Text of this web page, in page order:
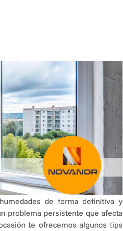
de forma definitiva y
problema persistente que afecta
te ofrecemos algunos tips